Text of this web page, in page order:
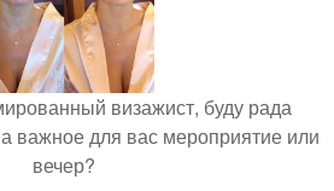
визажист, буду рада
важное для вас мероприятие или
вечер?